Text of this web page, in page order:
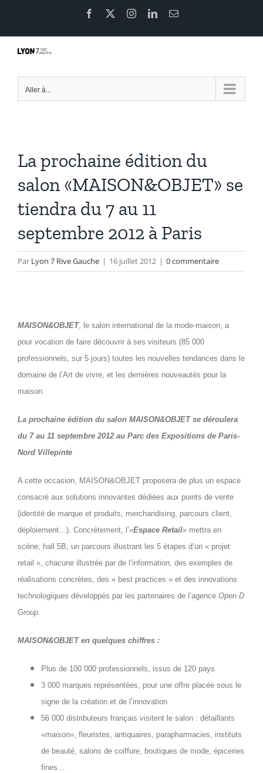
contenu
Facebook InstagramLinkedInEmail
Aller à...
La prochaine édition du
salon «MAISON&OBJET» se
tiendra du 7 au 11
septembre 2012 à Paris
Par Lyon 7 Rive Gauche | 16 juillet 2012 | 0 commentaire
MAISON&OBJET, le salon international de la mode-maison, a
pour vocation de faire découvrir à ses visiteurs (85 000
professionnels, sur 5 jours) toutes les nouvelles tendances dans le
domaine de l’Art de vivre, et les dernières nouveautés pour la
maison.
La prochaine édition du salon MAISON&OBJET se déroulera
du 7 au 11 septembre 2012 au Parc des Expositions de Paris-
Nord Villepinte
A cette occasion, MAISON&OBJET proposera de plus un espace
consacré aux solutions innovantes dédiées aux points de vente
(identité de marque et produits, merchandising, parcours client,
déploiement…). Concrètement, l’«Espace Retail» mettra en
scène, hall 5B, un parcours illustrant les 5 étapes d’un « projet
retail », chacune illustrée par de l’information, des exemples de
réalisations concrètes, des « best practices » et des innovations
technologiques développés par les partenaires de l’agence Open D
Group.
MAISON&OBJET en quelques chiffres :
Plus de 100 000 professionnels, issus de 120 pays
3 000 marques représentées, pour une offre placée sous le
signe de la création et de l’innovation
56 000 distributeurs français visitent le salon : détaillants
«maison», fleuristes, antiquaires, parapharmacies, instituts
de beauté, salons de coiffure, boutiques de mode, épiceries
fines…